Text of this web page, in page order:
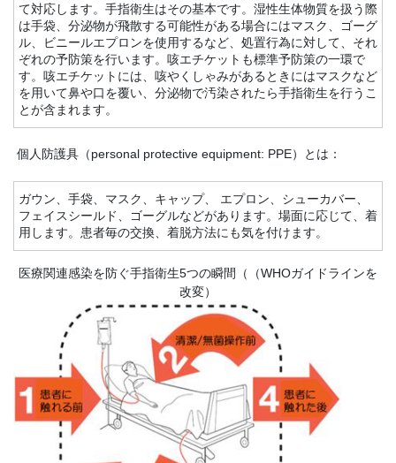
て対応します。手指衛生はその基本です。湿性生体物質を扱う際
は手袋、分泌物が飛散する可能性がある場合にはマスク、ゴーグ
ル、ビニールエプロンを使用するなど、処置行為に対して、それ
ぞれの予防策を行います。咳エチケットも標準予防策の一環で
す。咳エチケットには、咳やくしゃみがあるときにはマスクなど
を用いて鼻や口を覆い、分泌物で汚染されたら手指衛生を行うこ
とが含まれます。
個人防護具（personal protective equipment: PPE）とは：
ガウン、手袋、マスク、キャップ、 エプロン、シューカバー、
フェイスシールド、ゴーグルなどがあります。場面に応じて、着
用します。患者毎の交換、着脱方法にも気を付けます。
医療関連感染を防ぐ手指衛生5つの瞬間（（WHOガイドラインを
改変）